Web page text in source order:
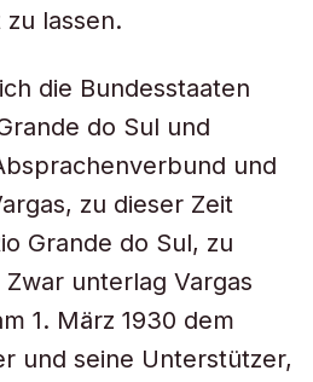
lassen.
die Bundesstaaten
do Sul und
und
zu dieser Zeit
Grande do Sul, zu
unterlag Vargas
1. März 1930 dem
und seine Unterstützer,